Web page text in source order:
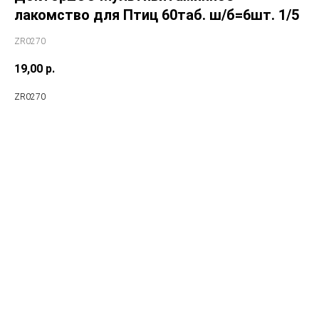
лакомство для Птиц 60таб. ш/б=6шт. 1/5
ZR0270
19,00 р.
ZR0270